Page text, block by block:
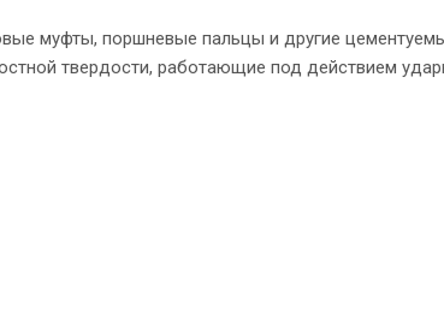
муфты, поршневые пальцы и другие
твердости, работающие под действием